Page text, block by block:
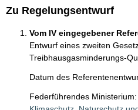
Zu Regelungsentwurf
Vom IV eingegebener
Entwurf eines zweiten
Treibhausgasminderungs-
Datum des
Federführendes Ministerium: